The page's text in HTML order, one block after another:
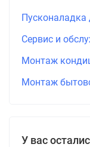
Пусконаладка
Сервис и
Монтаж
Монтаж
У вас